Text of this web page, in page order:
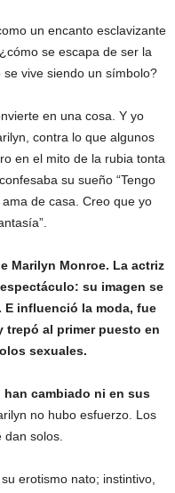
un encanto esclavizante
se escapa de ser la
vive siendo un símbolo?
en una cosa. Y yo
contra lo que algunos
en el mito de la rubia tonta
su sueño “Tengo
de casa. Creo que yo
Marilyn Monroe. La actriz
su imagen se
influenció la moda, fue
trepó al primer puesto en
sexuales.
cambiado ni en sus
no hubo esfuerzo. Los
solos.
erotismo nato; instintivo,